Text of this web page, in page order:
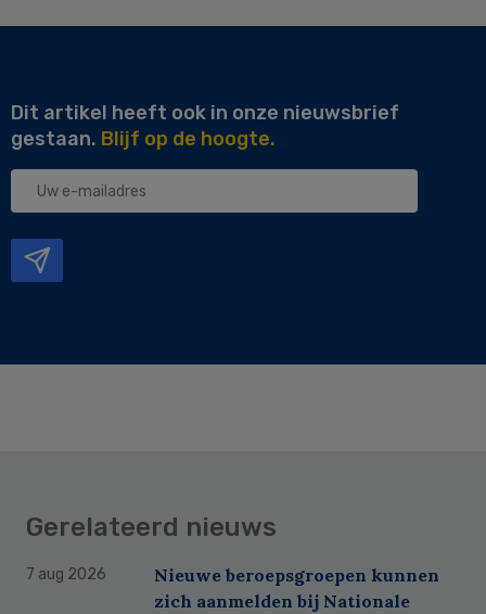
Dit artikel heeft ook in onze nieuwsbrief
gestaan. Blijf op de hoogte.
Uw
Gerelateerd nieuws
7 aug 2026
Nieuwe beroepsgroepen kunnen
zich aanmelden bij Nationale